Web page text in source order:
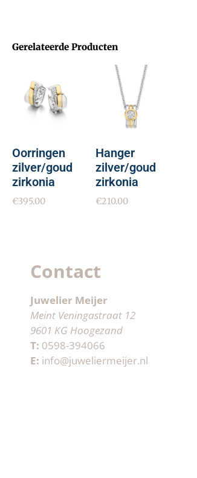
Gerelateerde Producten
Oorringen
zilver/goud
zirkonia
€395.00
Hanger
zilver/goud
zirkonia
€210.00
Contact
Juwelier Meijer
Meint Veningastraat 12
9601 KG Hoogezand
T: 0598-394066
E: info@juweliermeijer.nl